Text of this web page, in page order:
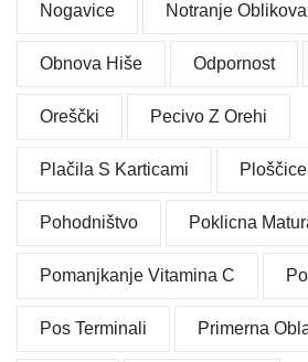
Nogavice Notranje
Obnova Hiše Odpornost
Oreščki Pecivo Z Orehi
Plačila S Karticami Ploščice
Pohodništvo Poklicna
Pomanjkanje Vitamina C
Pos Terminali Primerna